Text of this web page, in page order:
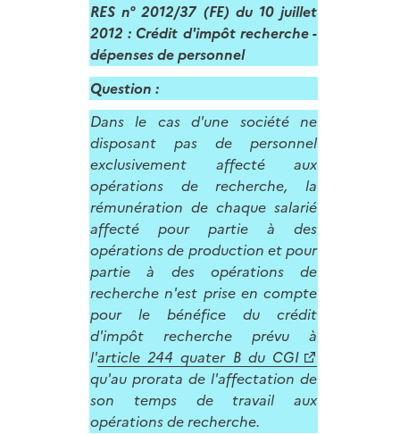
RES n° 2012/37 (FE) du 10 juillet
2012 : Crédit d'impôt recherche -
dépenses de personnel
Question :
Dans le cas d'une société ne
disposant pas de personnel
exclusivement affecté aux
opérations de recherche, la
rémunération de chaque salarié
affecté pour partie à des
opérations de production et pour
partie à des opérations de
recherche n'est prise en compte
pour le bénéfice du crédit
d'impôt recherche prévu à
l'article 244 quater B du CGI
qu'au prorata de l'affectation de
son temps de travail aux
opérations de recherche.